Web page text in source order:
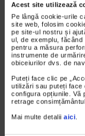
Acest site utilizează
Pe lângă cookie-urile
site web, folosim
pe site-ul nostru și
ul, de exemplu,
pentru a măsura
instrumente de
obiceiurilor dvs. de
Puteți face clic pe
utilizări sau puteți face
configura opțiunile. Vă
retrage
Mai multe detalii aici.
2015, editia
06/07/2015
Selectia oficiala
VIDEO